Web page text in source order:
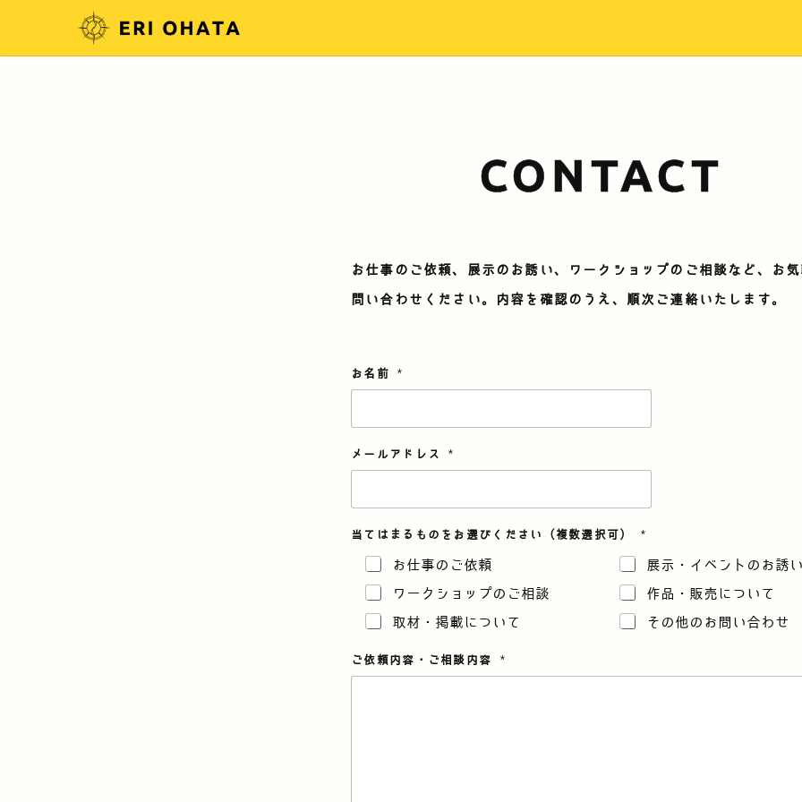
CONTACT
お仕事のご依頼、展示のお誘い、ワークショップのご相談など、お
問い合わせください。内容を確認のうえ、順次ご連絡いたします。
メ
ー
ア
レ
ス
*
お名前 *
メールアドレス *
当てはまるものをお選びください（複数選択可） *
お仕事のご依頼
展示・イベントのお誘
ワークショップのご相談
作品・販売について
取材・掲載について
その他のお問い合わせ
ご依頼内容・ご相談内容 *